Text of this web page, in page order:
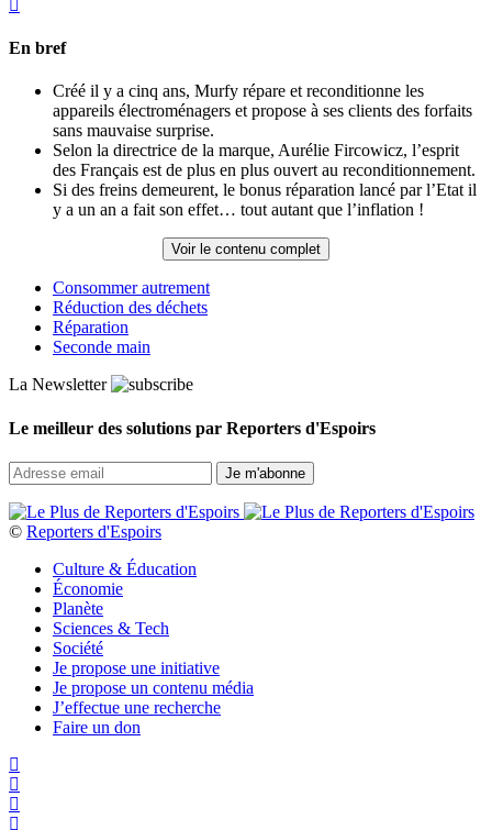
En bref
Créé il y a cinq ans, Murfy répare et reconditionne les
appareils électroménagers et propose à ses clients des forfaits
sans mauvaise surprise.
Selon la directrice de la marque, Aurélie Fircowicz, l’esprit
des Français est de plus en plus ouvert au reconditionnement.
Si des freins demeurent, le bonus réparation lancé par l’Etat il
y a un an a fait son effet… tout autant que l’inflation !
Voir le contenu complet
Consommer autrement
Réduction des déchets
Réparation
Seconde main
La Newsletter
Le meilleur des solutions par Reporters d'Espoirs
© Reporters d'Espoirs
Culture & Éducation
Économie
Planète
Sciences & Tech
Société
Je propose une initiative
Je propose un contenu média
J’effectue une recherche
Faire un don